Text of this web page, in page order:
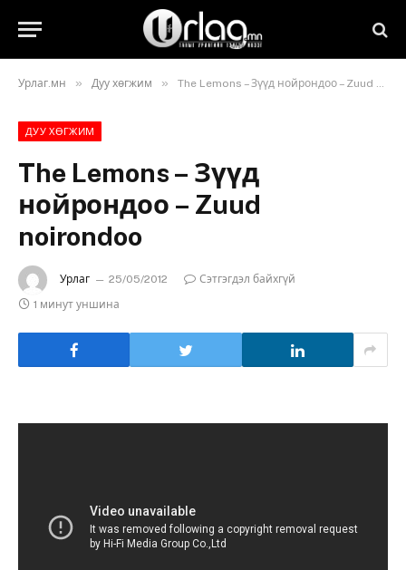
Урлаг.мн » Дуу хөгжим » The Lemons – Зүүд нойрондоо – Zuud noirondoo
ДУУ ХӨГЖИМ
The Lemons – Зүүд
нойрондоо – Zuud
noirondoo
Урлаг 25/05/2012
Сэтгэгдэл байхгүй
1 минут уншина